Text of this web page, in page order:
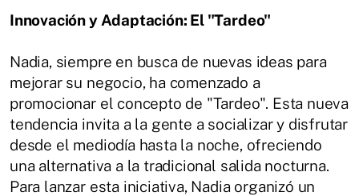
Innovación y Adaptación: El "Tardeo"
Nadia, siempre en busca de nuevas ideas para
mejorar su negocio, ha comenzado a
promocionar el concepto de "Tardeo". Esta nueva
tendencia invita a la gente a socializar y disfrutar
desde el mediodía hasta la noche, ofreciendo
una alternativa a la tradicional salida nocturna.
Para lanzar esta iniciativa, Nadia organizó un